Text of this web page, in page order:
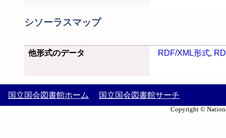
シソーラスマップ
他形式のデータ RDF/XML形式,
国立国会図書館ホーム 国立国会図書館サーチ
Copyright ©